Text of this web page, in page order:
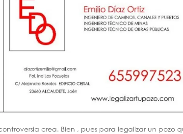
crea. Bien , pues para legalizar un pozo